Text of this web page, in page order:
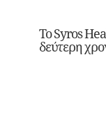
Το Syros
δεύτερη